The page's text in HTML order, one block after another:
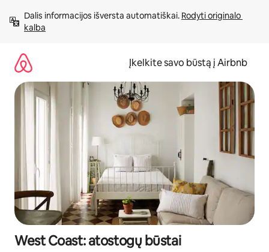
prie
turinio
Dalis informacijos išversta automatiškai. Rodyti originalo
kalba
Įkelkite savo būstą į Airbnb
West Coast: atostogų būstai